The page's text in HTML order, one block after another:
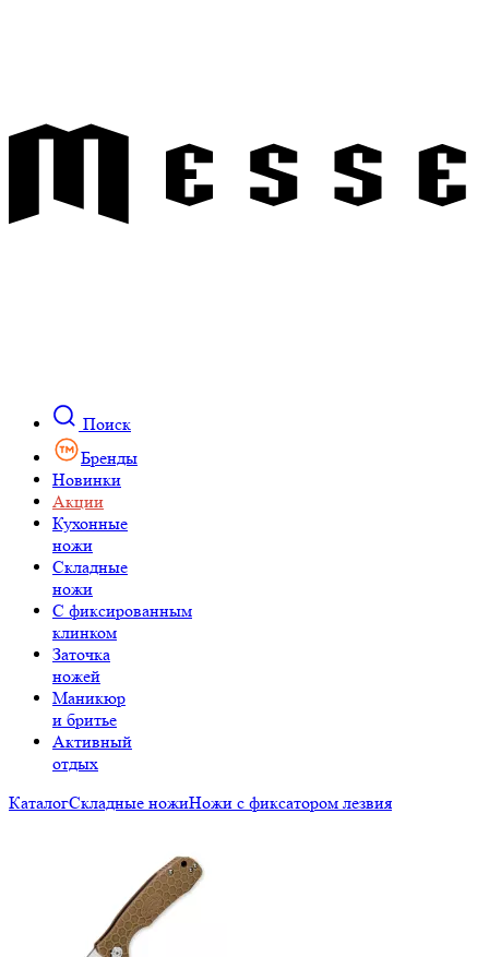
Поиск
Бренды
Новинки
Акции
Кухонные
ножи
Складные
ножи
C фиксированным
клинком
Заточка
ножей
Маникюр
и бритье
Активный
отдых
КаталогСкладные ножиНожи с фиксатором лезвия